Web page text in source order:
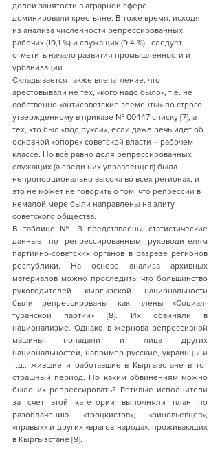
долей занятости в аграрной сфере,
доминировали крестьяне. В тоже время, исходя
из анализа численности репрессированных
рабочих (19,1 %) и служащих (9,4 %),  следует
отметить начало разви­тия промышленности и
урбанизации.
Складывается также впечатление, что
арестовывали не тех, «кого надо было», т.е. не
собственно «антисоветские элементы» по строго
утверж­денному в приказе № 00447 списку [7], а
тех, кто был «под рукой», если даже речь идет об
основной «опоре» советской власти – рабочем
классе. Но всё равно доля репрессированных
служащих (а среди них управленцев) была
непропорционально высока во всех регионах, и
это не может не говорить о том, что репрессии в
немалой мере были направлены на элиту
советского общества.
В таблице № 3 представлены статистические
данные по репрессированным руководителям
партийно-советских органов в разрезе регионов
республики. На основе анализа архивных
материалов можно проследить, что большинство
руководителей кыргызской национальности
были репрессированы как члены «Социал-
туранской партии» [8]. Их обвиняли в
национализме. Однако в жернова репрессивной
машины попадали и лица других
национальностей, например русские, украинцы и
т.д., жившие и работавшие в Кыргызстане в тот
страшный период. По каким обвинениям можно
было их репрессировать? Ретивые исполнители
за счет этой категории выполняли план по
разоблачению «троцкистов», «зиновьевцев»,
«правых» и других «врагов народа», проживающих
в Кыргызстане [9].